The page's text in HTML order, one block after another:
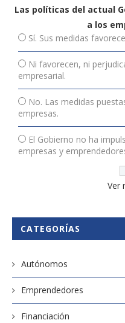
Las políticas del actual
a los
Sí. Sus medidas
Ni favorecen, ni
empresarial.
No. Las medidas
empresas.
El Gobierno no ha
empresas y
Ver
CATEGORÍAS
Autónomos
Emprendedores
Financiación